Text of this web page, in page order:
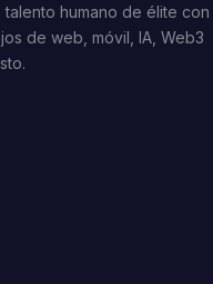
humano de élite con
de web, móvil, IA, Web3